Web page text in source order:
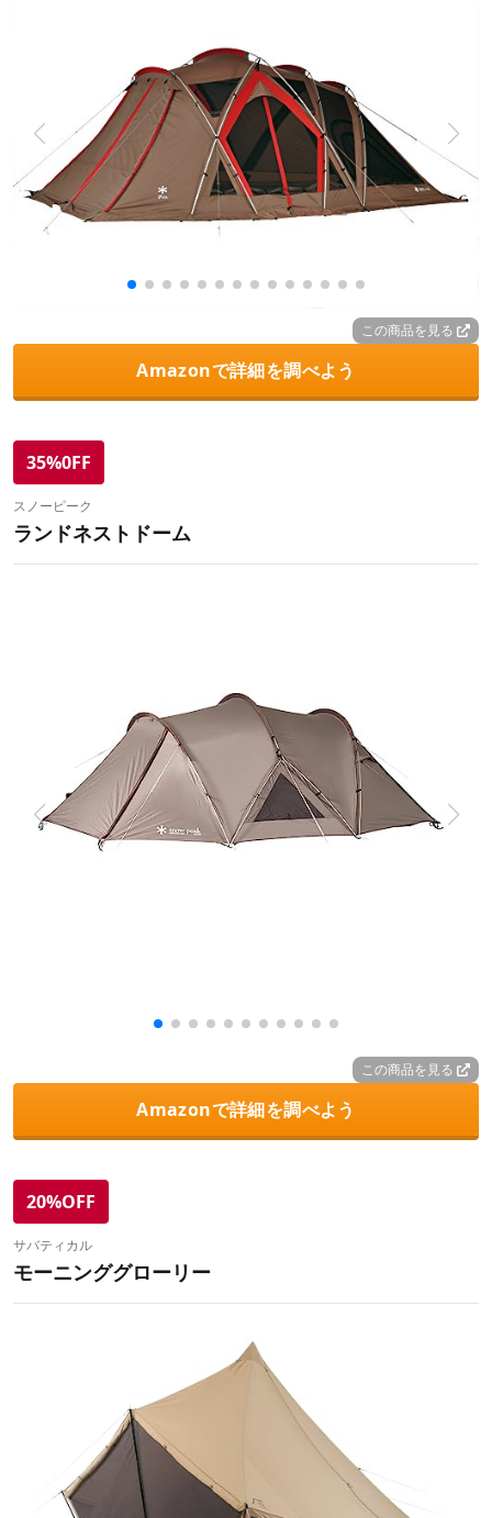
この商品を見る
Amazonで詳細を調べよう
35%0FF
スノーピーク
ランドネストドーム
この商品を見る
Amazonで詳細を調べよう
20%OFF
サバティカル
モーニンググローリー